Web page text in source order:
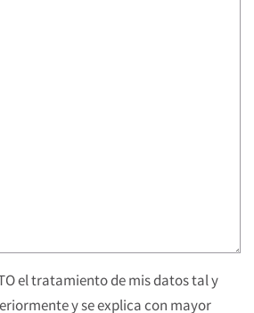
el tratamiento de mis datos tal y
y se explica con mayor